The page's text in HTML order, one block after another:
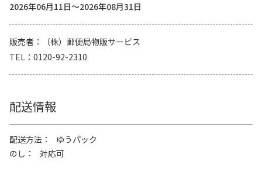
2026年06月11日～2026年08月31日
販売者
（株）郵便局物販サービス
TEL
0120-92-2310
配送情報
配送方法
ゆうパック
のし
対応可